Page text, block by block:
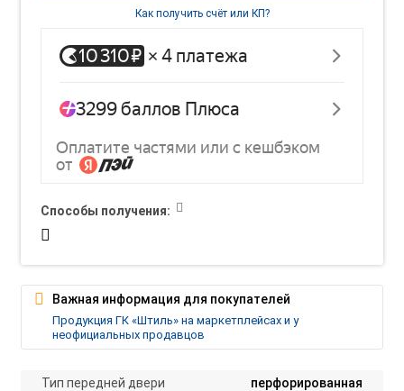
Тип передней двери
перфорированная
Как получить счёт или КП?
Способы получения:
Важная информация для покупателей
Продукция ГК «Штиль» на маркетплейсах и у
неофициальных продавцов